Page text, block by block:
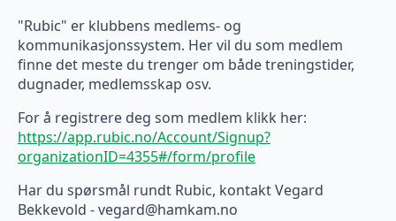
"Rubic" er klubbens medlems- og
kommunikasjonssystem. Her vil du som medlem
finne det meste du trenger om både treningstider,
dugnader, medlemsskap osv.
For å registrere deg som medlem klikk her:
https://app.rubic.no/Account/Signup?
organizationID=4355#/form/profile
Har du spørsmål rundt Rubic, kontakt Vegard
Bekkevold - vegard@hamkam.no